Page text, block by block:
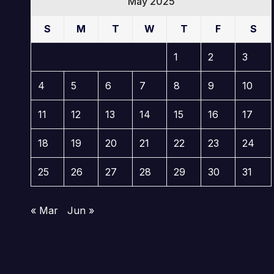
S M T W T F S
1 2 3
4 5 6 7 8 9 10
11 12 13 14 15 16 17
18 19 20 21 22 23 24
25 26 27 28 29 30 31
« Mar Jun »